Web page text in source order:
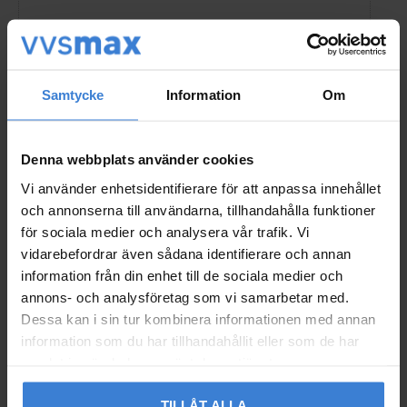
Samtycke Information Om
Denna webbplats använder cookies
Vi använder enhetsidentifierare för att anpassa innehållet
och annonserna till användarna, tillhandahålla funktioner
för sociala medier och analysera vår trafik. Vi
vidarebefordrar även sådana identifierare och annan
information från din enhet till de sociala medier och
annons- och analysföretag som vi samarbetar med.
Dessa kan i sin tur kombinera informationen med annan
information som du har tillhandahållit eller som de har
Populära produkter